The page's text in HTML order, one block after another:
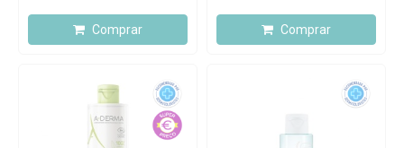
Comprar Comprar